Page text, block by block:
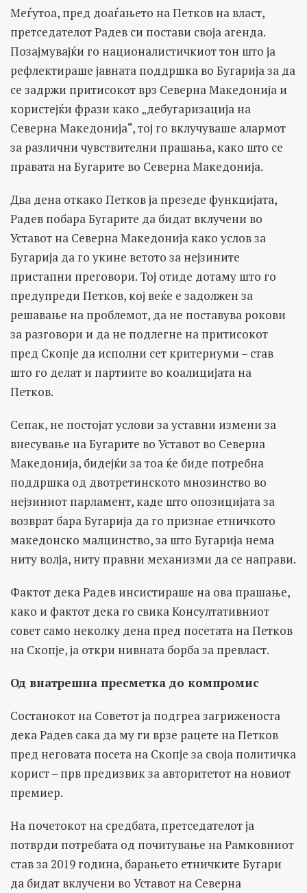
Меѓутоа, пред доаѓањето на Петков на власт,
претседателот Радев си постави своја агенда.
Позајмувајќи го националистичкиот тон што ја
рефлектираше јавната поддршка во Бугарија за да
се задржи притисокот врз Северна Македонија и
користејќи фрази како „дебугаризација на
Северна Македонија“, тој го вклучуваше алармот
за различни чувствителни прашања, како што се
правата на Бугарите во Северна Македонија.
Два дена откако Петков ја презеде функцијата,
Радев побара Бугарите да бидат вклучени во
Уставот на Северна Македонија како услов за
Бугарија да го укине ветото за нејзините
пристапни преговори. Тој отиде дотаму што го
предупреди Петков, кој веќе е задолжен за
решавање на проблемот, да не поставува рокови
за разговори и да не подлегне на притисокот
пред Скопје да исполни сет критериуми – став
што го делат и партиите во коалицијата на
Петков.
Сепак, не постојат услови за уставни измени за
внесување на Бугарите во Уставот во Северна
Македонија, бидејќи за тоа ќе биде потребна
поддршка од двотретинското мнозинство во
нејзиниот парламент, каде што опозицијата за
возврат бара Бугарија да го признае етничкото
македонско малцинство, за што Бугарија нема
ниту волја, ниту правни механизми да се направи.
Фактот дека Радев инсистираше на ова прашање,
како и фактот дека го свика Консултативниот
совет само неколку дена пред посетата на Петков
на Скопје, ја откри нивната борба за превласт.
Од внатрешна пресметка до компромис
Состанокот на Советот ја подгреа загриженоста
дека Радев сака да му ги врзе рацете на Петков
пред неговата посета на Скопје за своја политичка
корист – прв предизвик за авторитетот на новиот
премиер.
На почетокот на средбата, претседателот ја
потврди потребата од почитување на Рамковниот
став за 2019 година, барањето етничките Бугари
да бидат вклучени во Уставот на Северна